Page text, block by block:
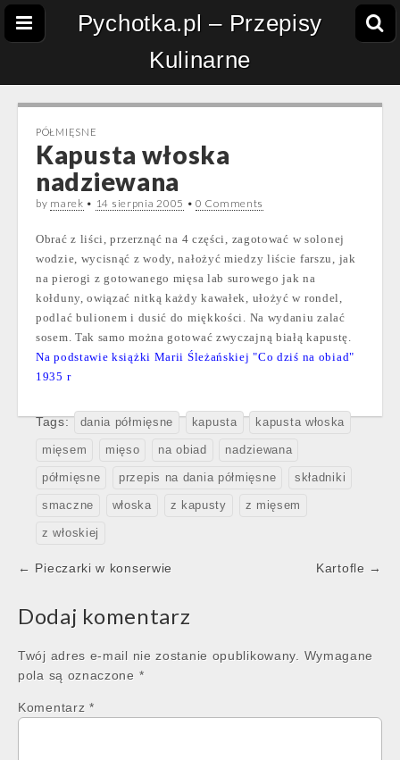
Pychotka.pl – Przepisy
Kulinarne
PÓŁMIĘSNE
Kapusta włoska
nadziewana
by marek • 14 sierpnia 2005 •0 Comments
Obrać z liści, przerznąć na 4 części, zagotować w solonej
wodzie, wycisnąć z wody, nałożyć miedzy liście farszu, jak
na pierogi z gotowanego mięsa lab surowego jak na
kołduny, owiązać nitką każdy kawałek, ułożyć w rondel,
podlać bulionem i dusić do miękkości. Na wydaniu zalać
sosem. Tak samo można gotować zwyczajną białą kapustę.
Na podstawie książki Marii Śleżańskiej "Co dziś na obiad"
1935 r
Tags: dania półmięsne kapusta kapusta włoska
mięsem mięso na obiad nadziewana
półmięsne przepis na dania półmięsne składniki
smaczne włoska z kapusty z mięsem
z włoskiej
Post
← Pieczarki w konserwie Kartofle →
Dodaj komentarz
Twój adres e-mail nie zostanie opublikowany.
Wymagane
pola są oznaczone *
Komentarz *